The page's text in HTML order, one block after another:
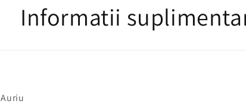
Informatii
Auriu